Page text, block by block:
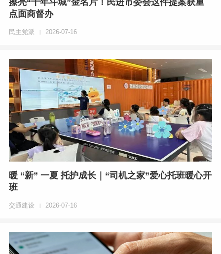
擦亮“千年斗城”金名片！民进市委会这件提案获重
点面商督办
民主党派 | 2026-07-16
暖 “新” 一夏 托护成长｜“司机之家”爱心托班暖心开
班
交通建设 | 2026-07-16